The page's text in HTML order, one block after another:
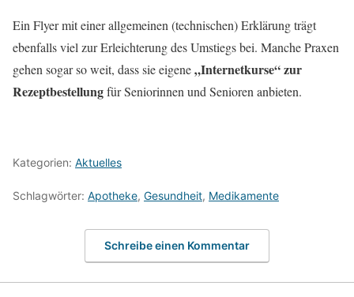
Ein Flyer mit einer allgemeinen (technischen) Erklärung trägt
ebenfalls viel zur Erleichterung des Umstiegs bei. Manche Praxen
gehen sogar so weit, dass sie eigene„Internetkurse“ zur
Rezeptbestellungfür Seniorinnen und Senioren anbieten.
Kategorien: Aktuelles
Schlagwörter: Apotheke, Gesundheit, Medikamente
Schreibe einen Kommentar